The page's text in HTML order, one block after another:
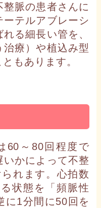
脈の患者さんに
テルアブレーシ
る細長い管を、
療）や植込み型
もあります。
60～80回程度で
かによって不整
れます。心拍数
状態を「頻脈性
に1分間に50回を